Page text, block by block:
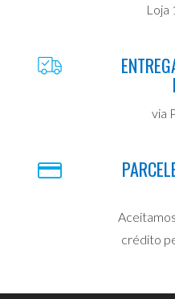
Loja
via
crédito